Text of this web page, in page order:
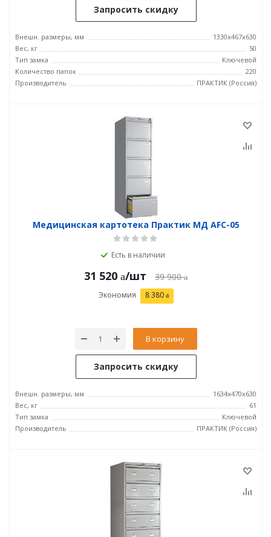
Запросить скидку
Внешн. размеры, мм
1330x467x630
Вес, кг
50
Тип замка
Ключевой
Количество папок
220
Производитель
ПРАКТИК (Россия)
Медицинская картотека Практик МД AFC-05
Есть в наличии
31 520 /шт 39 900
Экономия 8 380
В корзину
Запросить скидку
Внешн. размеры, мм
1634x470x630
Вес, кг
61
Тип замка
Ключевой
Производитель
ПРАКТИК (Россия)